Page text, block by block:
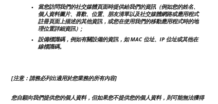
當您訪問我們的社交媒體頁面時提供給我們的資訊（例如您的姓名、
個人資料圖片、喜歡、位置、朋友清單以及社交媒體網路或應用程式
註冊頁面上描述的其他資訊，或您在使用我們的移動應用程式時的地
理位置詳細資訊）;
設備標識碼，例如有關設備的資訊，如 MAC 位址、IP 位址或其他在
線標識碼。
[注意：請務必列出適用於您業務的所有內容]
您自願向我們提供您的個人資料，但如果您不提供您的個人資料，則可能無法獲得